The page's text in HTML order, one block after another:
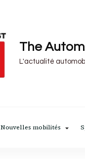
The
L'actualité
Nouvelles mobilités